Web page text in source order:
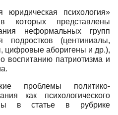
психология»
которых представлены
неформальных групп
подростков (центиниалы,
цифровые аборигены и др.),
патриотизма и
проблемы политико-
как психологического
в статье в рубрике